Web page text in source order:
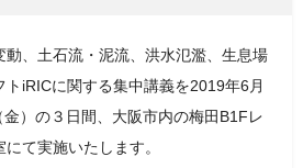
動、土石流・泥流、洪水氾濫、生息場
iRICに関する集中講義を2019年6月
）の３日間、大阪市内の梅田B1Fレ
て実施いたします。